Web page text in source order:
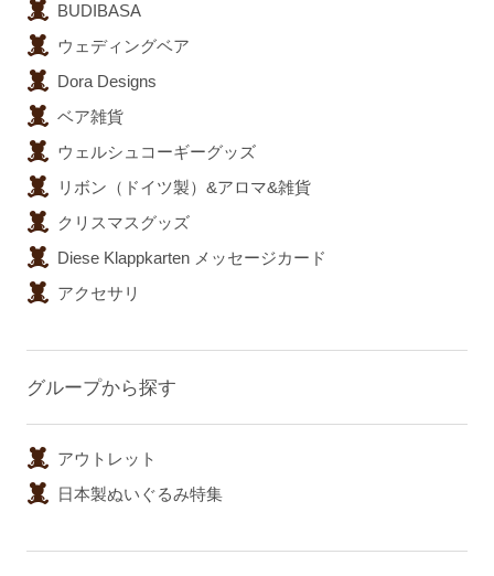
BUDIBASA
ウェディングベア
Dora Designs
ベア雑貨
ウェルシュコーギーグッズ
リボン（ドイツ製）&アロマ&雑貨
クリスマスグッズ
Diese Klappkarten メッセージカード
アクセサリ
グループから探す
アウトレット
日本製ぬいぐるみ特集